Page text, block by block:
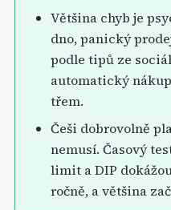
Většina chyb je
dno, panický
podle tipů ze
automatický
třem.
Češi dobrovolně
nemusí. Časový
limit a DIP
ročně, a většina